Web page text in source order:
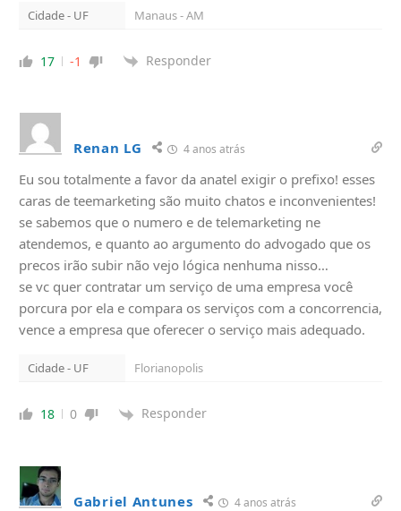
Cidade - UF Manaus - AM
17 -1 Responder
Renan LG 4 anos atrás
Eu sou totalmente a favor da anatel exigir o prefixo! esses
caras de teemarketing são muito chatos e inconvenientes!
se sabemos que o numero e de telemarketing ne
atendemos, e quanto ao argumento do advogado que os
precos irão subir não vejo lógica nenhuma nisso…
se vc quer contratar um serviço de uma empresa você
porcura por ela e compara os serviços com a concorrencia,
vence a empresa que oferecer o serviço mais adequado.
Cidade - UF Florianopolis
18 0 Responder
Gabriel Antunes 4 anos atrás